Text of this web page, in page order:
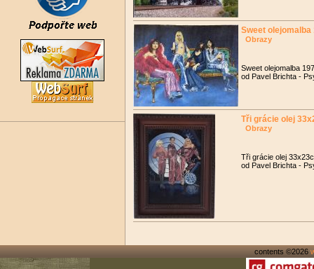
Sweet olejomalba
Obrazy
Sweet olejomalba
od Pavel Brichta -
Tři grácie olej
Obrazy
Tři grácie olej
od Pavel Brichta -
contents ©2026